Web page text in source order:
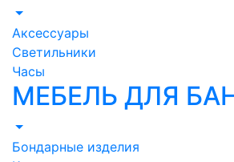
Аксессуары
Светильники
Часы
МЕБЕЛЬ ДЛЯ
Бондарные изделия